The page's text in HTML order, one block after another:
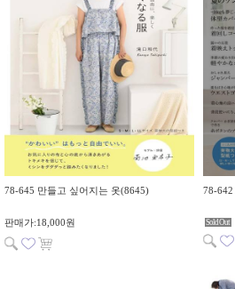
78-645 만들고 싶어지는 옷(8645)
판매가:18,000원 Sold Out